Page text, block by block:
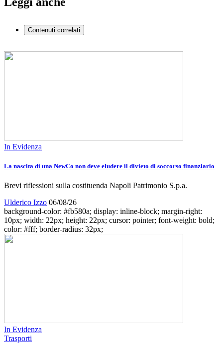
Contenuti correlati
In Evidenza
La nascita di una NewCo non deve eludere il divieto di soccorso finanziario
Brevi riflessioni sulla costituenda Napoli Patrimonio S.p.a.
Ulderico Izzo 06/08/26
background-color: #fb580a; display: inline-block; margin-right:
10px; width: 22px; height: 22px; cursor: pointer; font-weight: bold;
color: #fff; border-radius: 32px;
In Evidenza
Trasporti